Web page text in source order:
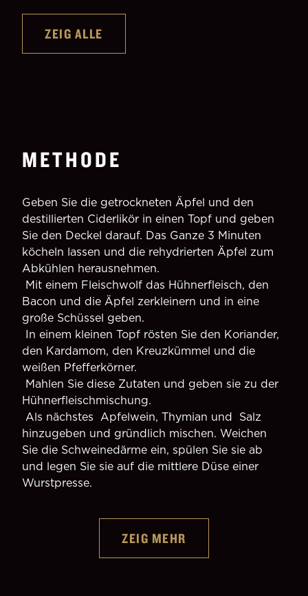
ZEIG ALLE
METHODE
Geben Sie die getrockneten Äpfel und den
destillierten Ciderlikör in einen Topf und geben
Sie den Deckel darauf. Das Ganze 3 Minuten
köcheln lassen und die rehydrierten Äpfel zum
Abkühlen herausnehmen.
Bacon und die Äpfel zerkleinern und in eine
große Schüssel geben.
den Kardamom, den Kreuzkümmel und die
weißen Pfefferkörner.
Hühnerfleischmischung.
hinzugeben und gründlich mischen. Weichen
Sie die Schweinedärme ein, spülen Sie sie ab
und legen Sie sie auf die mittlere Düse einer
Wurstpresse.
ZEIG MEHR